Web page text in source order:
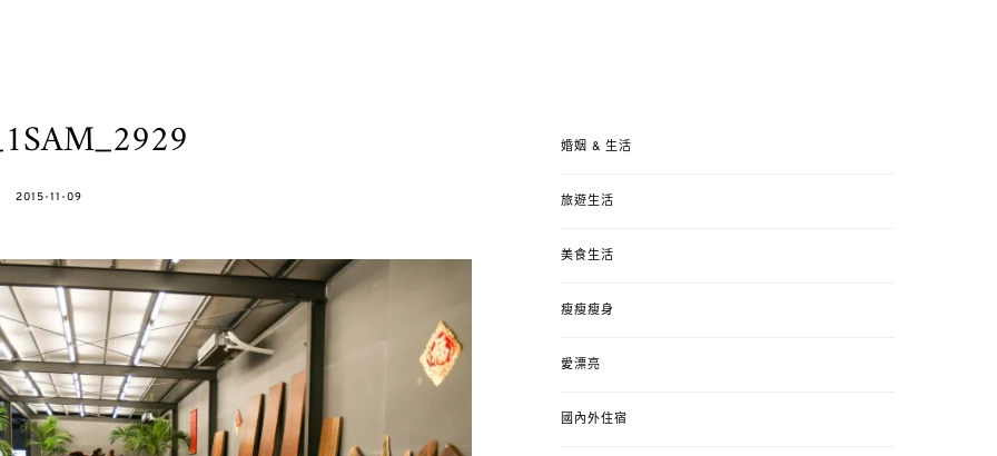
POSTED
2015-11-09
婚姻 & 生活
旅遊生活
美食生活
瘦瘦瘦身
愛漂亮
國內外住宿